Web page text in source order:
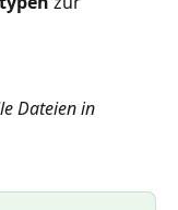
Dateien in